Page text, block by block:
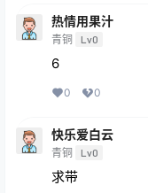
热情用果汁
青铜 Lv0
6
0 0
快乐爱白云
青铜 Lv0
求带